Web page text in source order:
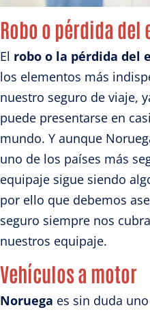
Robo o pérdida del
El robo o la pérdida del
los elementos más
nuestro seguro de viaje,
puede presentarse en
mundo. Y aunque
uno de los países más
equipaje sigue siendo
por ello que debemos
seguro siempre nos
nuestros equipaje.
Vehículos a motor
Noruega es sin duda